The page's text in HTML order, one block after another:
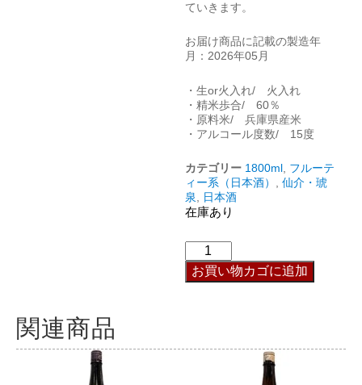
ていきます。
お届け商品に記載の製造年
月：2026年05月
・生or火入れ/ 火入れ
・精米歩合/ 60％
・原料米/ 兵庫県産米
・アルコール度数/ 15度
カテゴリー 1800ml, フルーテ
ィー系（日本酒） , 仙介・琥
泉, 日本酒
在庫あり
お買い物カゴに追加
関連商品